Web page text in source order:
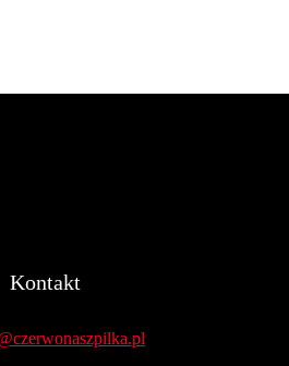
Kontakt